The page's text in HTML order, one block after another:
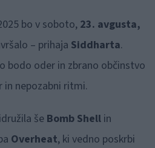
bo v soboto, 23. avgusta,
– prihaja Siddharta.
bodo oder in zbrano občinstvo
in nepozabni ritmi.
še Bomb Shell in
Overheat, ki vedno poskrbi